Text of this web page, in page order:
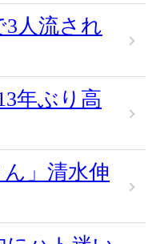
3人流され
年ぶり高
ん」清水伸